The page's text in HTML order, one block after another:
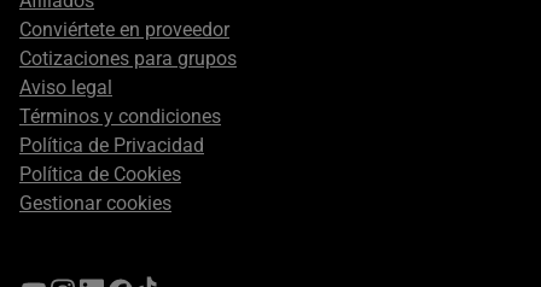
Conviértete en proveedor
Cotizaciones para grupos
Aviso legal
Términos y condiciones
Política de Privacidad
Política de Cookies
Gestionar cookies